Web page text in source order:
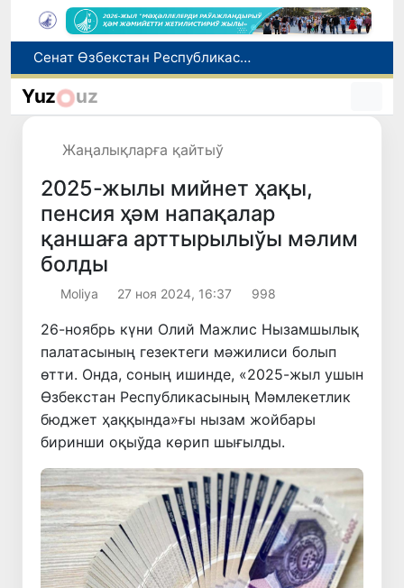
Сенат Өзбекстан Республикасы Президенти Администрациясының ҳуқықый статусы ҳаққындағы Конституциялық нызамды мақуллады
Өзбекстан жас аўыр атлетикашылары Азия чемпионатында биринши медальды қолға киргизди
Yuz uz
Жаңалықларға қайтыў
2025-жылы мийнет ҳақы,
пенсия ҳәм напақалар
қаншаға арттырылыўы мәлим
болды
Moliya 27 ноя 2024, 16:37 998
26-ноябрь күни Олий Мажлис Нызамшылық
палатасының гезектеги мәжилиси болып
өтти. Онда, соның ишинде, «2025-жыл ушын
Өзбекстан Республикасының Мәмлекетлик
бюджет ҳаққында»ғы нызам жойбары
биринши оқыўда көрип шығылды.